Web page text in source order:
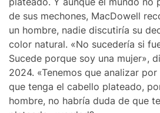
de sus mechones, MacDowell
un hombre, nadie discutiría su
color natural. «No sucedería si
Sucede porque soy una mujer»,
2024. «Tenemos que analizar
que tenga el cabello plateado,
hombre, no habría duda de que